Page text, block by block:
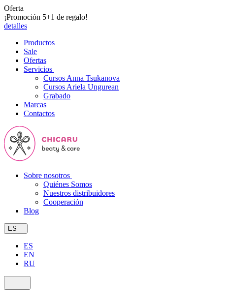
Oferta
¡Promoción 5+1 de regalo!
detalles
Productos
Sale
Ofertas
Servicios
Cursos Anna Tsukanova
Cursos Ariela Ungurean
Grabado
Marcas
Contactos
Sobre nosotros
Quiénes Somos
Nuestros distribuidores
Cooperación
Blog
ES
ES
EN
RU